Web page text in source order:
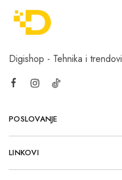
Digishop - Tehnika i trendovi
POSLOVANJE
LINKOVI